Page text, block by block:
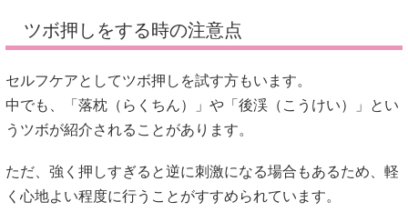
ツボ押しをする時の注意点
セルフケアとしてツボ押しを試す方もいます。
中でも、「落枕（らくちん）」や「後渓（こうけい）」とい
うツボが紹介されることがあります。
ただ、強く押しすぎると逆に刺激になる場合もあるため、軽
く心地よい程度に行うことがすすめられています。